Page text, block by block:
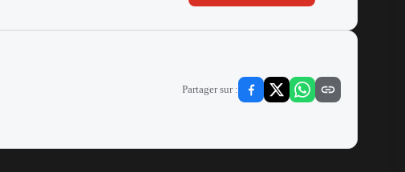
Partager sur :